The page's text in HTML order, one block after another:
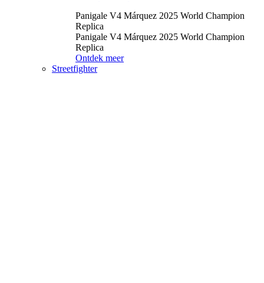
Panigale V4 Márquez 2025 World Champion
Replica
Panigale V4 Márquez 2025 World Champion
Replica
Ontdek meer
Streetfighter